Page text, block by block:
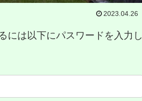
2023.04.26
には以下にパスワードを入力し